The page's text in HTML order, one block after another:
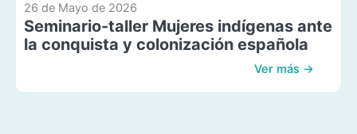
26 de Mayo de 2026
Seminario-taller Mujeres indígenas ante
la conquista y colonización española
Ver más →